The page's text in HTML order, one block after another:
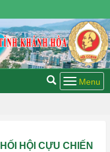
HỘI CỰU CHIẾN